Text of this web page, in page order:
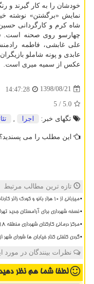
خودشان را به كار گیرند و
نمایش «برگشتن» نوشته
چهارسو روی صحنه است.
علی غابشی، فاطمه
عابدی و پونه شاملو
عكس از سمیه میری است.
1398/08/21
14:47:28
5.0
/ 5
تگهای خبر:
اجرا
این مطلب را می پسندید؟
تازه ترین مطالب مرتبط
میزبانی از ۱۰ هزار بانو و کودک زائر کارنامه جامع خدمات قرارگاه زینبیه
نسخه شهرداری برای آرامستان جدید
مرکز درمانی کارکنان شهرداری منطقه ۱۸ در آستانه بهره برداری
گردن کلفتی کنار خیابان ها شورای شهر
نظرات بینندگان در
لطفا شما همنظر دهید